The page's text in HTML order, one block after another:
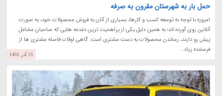
حمل بار به شهرستان مقرون به صرفه
امروزه با توجه به توسعه کسب و کارها، بسیاری از آنان به فروش محصولات خود، به صورت
آنلاین روی آورده اند؛ به همین دلیل یکی از پراهمیت ترین دغدغه هایی که صاحبان مشاغل
پیش رو دارند، رساندن محصولات به دست مشتری است. گاهی اوقات فاصله مشتری ها از
فرستنده زیاد...
21 آذر 1402